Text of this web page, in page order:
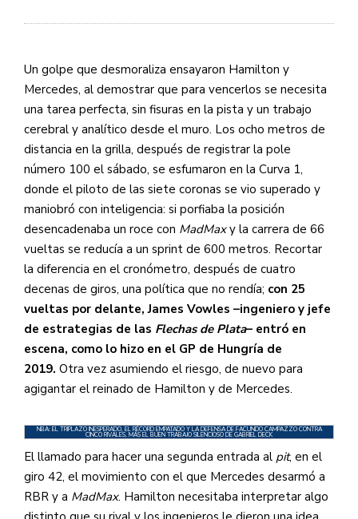
Un golpe que desmoraliza ensayaron Hamilton y
Mercedes, al demostrar que para vencerlos se necesita
una tarea perfecta, sin fisuras en la pista y un trabajo
cerebral y analítico desde el muro. Los ocho metros de
distancia en la grilla, después de registrar la pole
número 100 el sábado, se esfumaron en la Curva 1,
donde el piloto de las siete coronas se vio superado y
maniobró con inteligencia: si porfiaba la posición
desencadenaba un roce con MadMaxy la carrera de 66
vueltas se reducía a un sprint de 600 metros. Recortar
la diferencia en el cronómetro, después de cuatro
decenas de giros, una política que no rendía; con 25
vueltas por delante, James Vowles –ingeniero y jefe
de estrategias de las Flechas de Plata– entró en
escena, como lo hizo en el GP de Hungría de
2019. Otra vez asumiendo el riesgo, de nuevo para
agigantar el reinado de Hamilton y de Mercedes.
NBA: EL TRIPLAZO INESPERADO, EL RÉCORD EMPATADO Y LA DEFENSA DE FACUNDO CAMPAZZO CONTRA
CINCO RIVALES, MÁS EL BUEN TRABAJO SILENCIOSO DE GABRIEL DECK
El llamado para hacer una segunda entrada al pit, en el
giro 42, el movimiento con el que Mercedes desarmó a
RBR y a MadMax. Hamilton necesitaba interpretar algo